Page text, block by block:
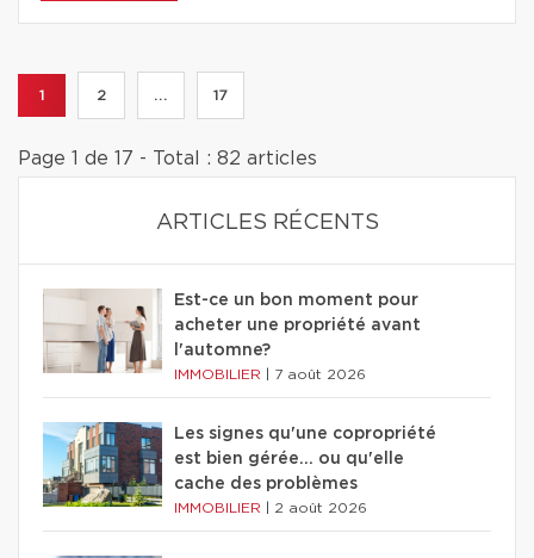
1 2 ... 17
Page 1 de 17 - Total : 82 articles
ARTICLES RÉCENTS
Est-ce un bon moment pour
acheter une propriété avant
l'automne?
IMMOBILIER 7 août 2026
Les signes qu'une copropriété
est bien gérée… ou qu'elle
cache des problèmes
IMMOBILIER 2 août 2026